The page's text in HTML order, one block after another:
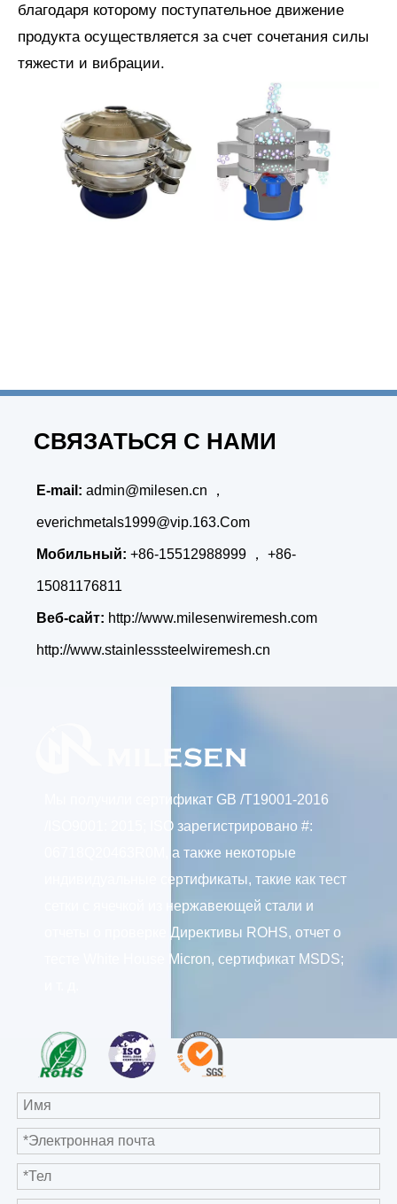
благодаря которому поступательное движение
продукта осуществляется за счет сочетания силы
тяжести и вибрации.
СВЯЗАТЬСЯ С НАМИ
E-mail: admin@milesen.cn ，
everichmetals1999@vip.163.Com
Мобильный: +86-15512988999 ， +86-
15081176811
Веб-сайт: http://www.milesenwiremesh.com
http://www.stainlesssteelwiremesh.cn
Мы получили сертификат GB /T19001-2016
/ISO9001: 2015; ISO зарегистрировано #:
06718Q20463R0M, а также некоторые
индивидуальные сертификаты, такие как тест
сетки с ячечкой из нержавеющей стали и
отчеты о проверке Директивы ROHS, отчет о
тесте White House Micron, сертификат MSDS;